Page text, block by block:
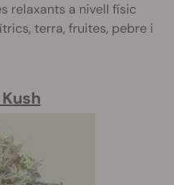
relaxants a nivell físic
terra, fruites, pebre i